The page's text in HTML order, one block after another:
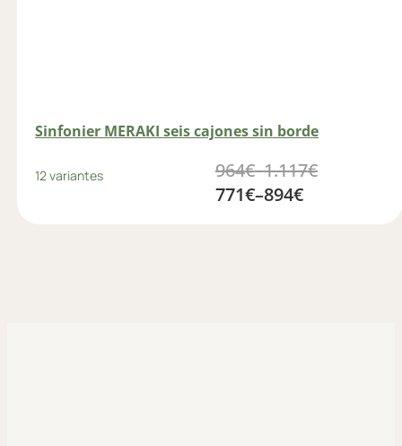
Sinfonier MERAKI seis cajones sin borde
12 variantes 964€–1.117€
771€–894€